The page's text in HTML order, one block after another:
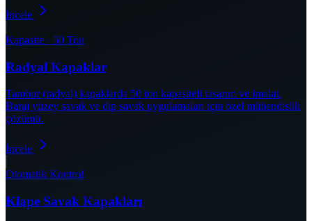
İncele
Kapasite · 50 Ton
Radyal Kapaklar
Tambur (radyal) kapaklarda 50 ton kapasiteli tasarım ve imalat.
Baraj yüzey savak ve dip savak uygulamaları için özel mühendislik
çözümü.
İncele
Otomatik Kontrol
Klape Savak Kapakları